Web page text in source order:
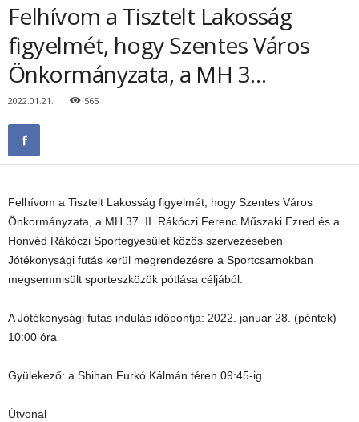
Felhívom a Tisztelt Lakosság
figyelmét, hogy Szentes Város
Önkormányzata, a MH 3…
2022.01.21. 565
Felhívom a Tisztelt Lakosság figyelmét, hogy Szentes Város
Önkormányzata, a MH 37. II. Rákóczi Ferenc Műszaki Ezred és a
Honvéd Rákóczi Sportegyesület közös szervezésében
Jótékonysági futás kerül megrendezésre a Sportcsarnokban
megsemmisült sporteszközök pótlása céljából.
A Jótékonysági futás indulás időpontja: 2022. január 28. (péntek)
10:00 óra
Gyülekező: a Shihan Furkó Kálmán téren 09:45-ig
Útvonal